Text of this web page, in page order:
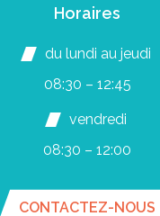
Horaires
du lundi au jeudi
08:30 – 12:45
vendredi
08:30 – 12:00
CONTACTEZ-NOUS